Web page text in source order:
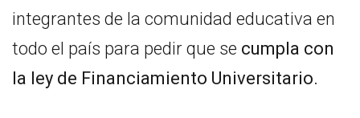
integrantes de la comunidad educativa en
todo el país para pedir que se cumpla con
la ley de Financiamiento Universitario.